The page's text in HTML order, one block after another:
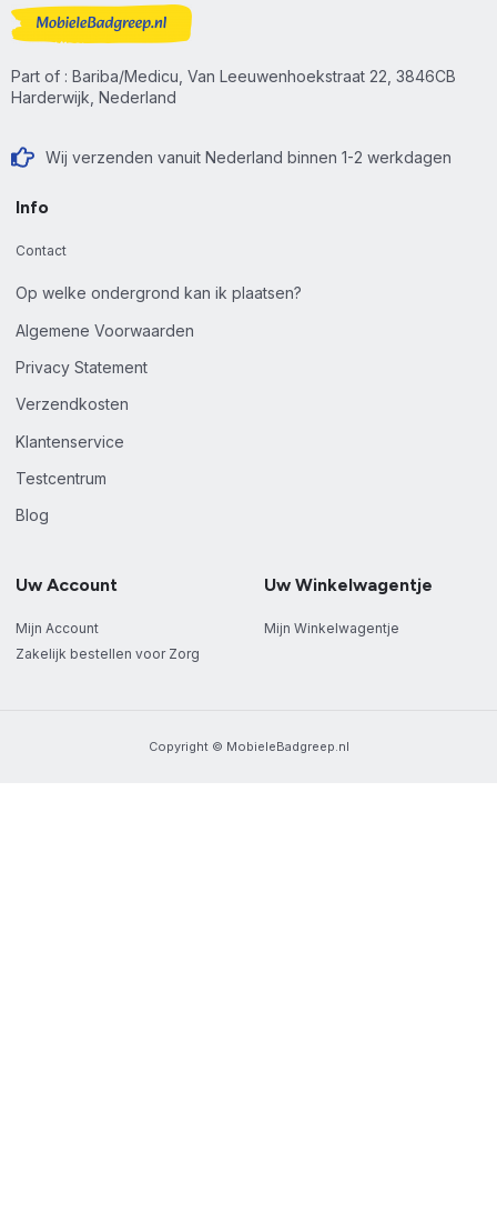
Part of : Bariba/Medicu, Van Leeuwenhoekstraat 22, 3846CB
Harderwijk, Nederland
Wij verzenden vanuit Nederland binnen 1-2 werkdagen
Info
Contact
Op welke ondergrond kan ik plaatsen?
Algemene Voorwaarden
Privacy Statement
Verzendkosten
Klantenservice
Testcentrum
Blog
Uw Account
Mijn Account
Zakelijk bestellen voor Zorg
Uw Winkelwagentje
Mijn Winkelwagentje
Copyright © MobieleBadgreep.nl